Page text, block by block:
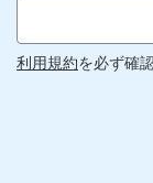
利用規約を必ず確